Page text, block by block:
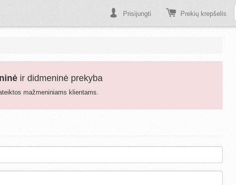
Prisijungti Prekių krepšelis
ir didmeninė prekyba
mažmeniniams klientams.